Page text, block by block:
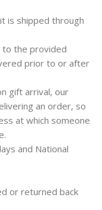
is shipped through
the provided
prior to or after
gift arrival, our
an order, so
at which someone
and National
or returned back